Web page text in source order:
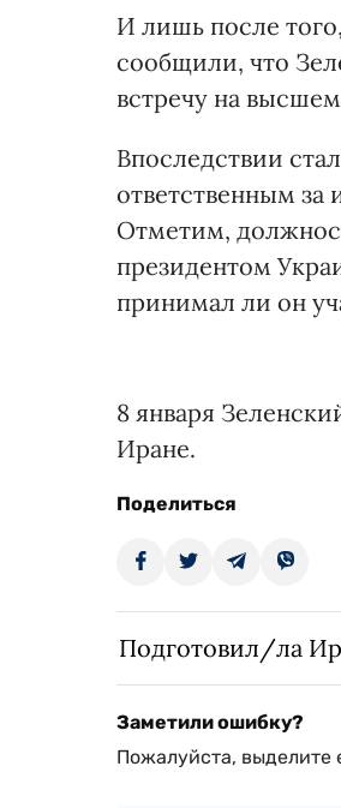
И лишь после
сообщили, что
встречу на
Впоследствии
ответственным
Отметим,
президентом
принимал ли он
8 января
Иране.
Поделиться
Подготовил/ла
Заметили ошибку?
Пожалуйста,